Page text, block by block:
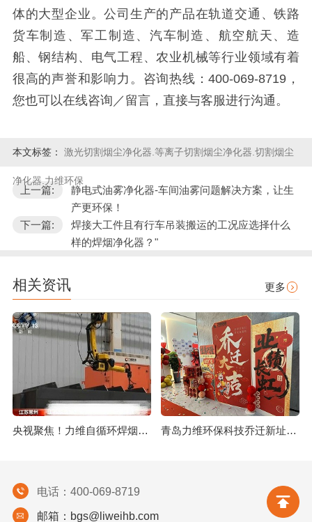
体的大型企业。公司生产的产品在轨道交通、铁路
货车制造、军工制造、汽车制造、航空航天、造
船、钢结构、电气工程、农业机械等行业领域有着
很高的声誉和影响力。咨询热线：400-069-8719，
您也可以在线咨询／留言，直接与客服进行沟通。
本文标签： 激光切割烟尘净化器.等离子切割烟尘净化器.切割烟尘
净化器.力维环保
上一篇:
静电式油雾净化器-车间油雾问题解决方案，让生
产更环保！
下一篇:
焊接大工件且有行车吊装搬运的工况应选择什么
样的焊烟净化器？"
相关资讯 更多
央视聚焦！力维自循环焊烟净化器助力变压器巨头打造绿色智造新标杆 青岛力维环保科技乔迁新址：启航绿色发展新征程
电话：400-069-8719
邮箱：bgs@liweihb.com